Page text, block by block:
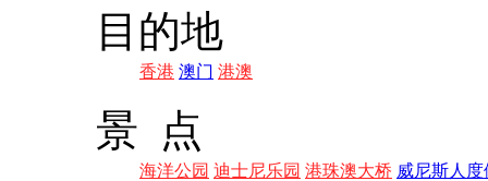
目的地
香港 澳门 港澳
景 点
海洋公园 迪士尼乐园 港珠澳大桥 威尼斯人度